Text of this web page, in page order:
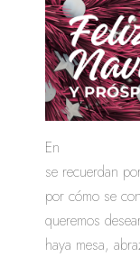
En
se recuerdan
por cómo se
queremos
haya mesa,